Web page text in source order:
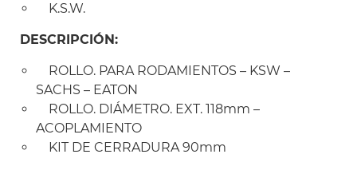
K.S.W.
DESCRIPCIÓN:
ROLLO. PARA RODAMIENTOS – KSW –
SACHS – EATON
ROLLO. DIÁMETRO. EXT. 118mm –
ACOPLAMIENTO
KIT DE CERRADURA 90mm